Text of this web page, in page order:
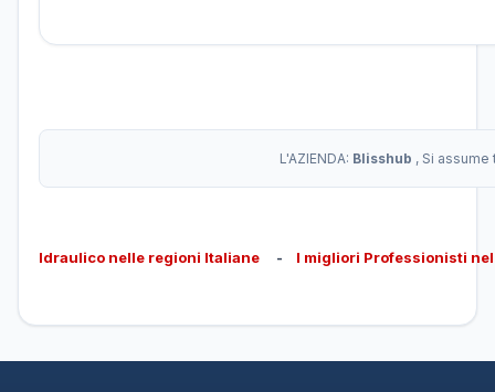
L'AZIENDA: Blisshub , Si
Idraulico nelle regioni Italiane - I migliori Professionisti